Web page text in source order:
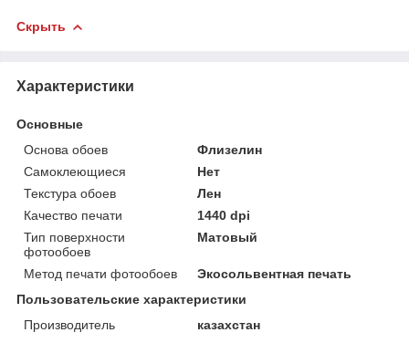
Скрыть
Характеристики
Основные
Основа обоев
Флизелин
Самоклеющиеся
Нет
Текстура обоев
Лен
Качество печати
1440 dpi
Тип поверхности
фотообоев
Матовый
Метод печати фотообоев
Экосольвентная печать
Пользовательские характеристики
Производитель
казахстан